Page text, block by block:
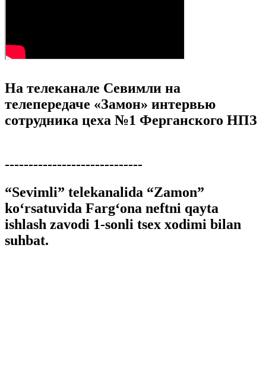
На телеканале Севимли на
телепередаче «Замон» интервью
сотрудника цеха №1 Ферганского НПЗ
-----------------------------
“Sevimli” telekanalida “Zamon”
ko‘rsatuvida Farg‘ona neftni qayta
ishlash zavodi 1-sonli tsex xodimi bilan
suhbat.